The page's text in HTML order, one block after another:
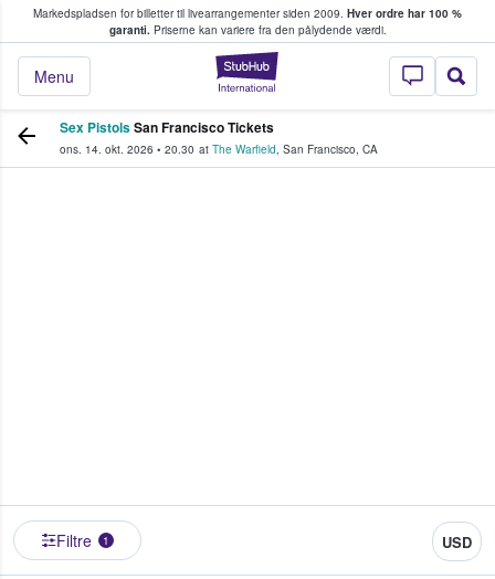
Markedspladsen for billetter til livearrangementer siden 2009. Hver ordre har 100 %
garanti.Priserne kan variere fra den pålydende værdi.
StubHub - Hvor
Menu
køber og sælger billetter
Sex PistolsSan Francisco Tickets
ons. 14. okt. 2026 • 20.30 at The Warfield, San Francisco, CA
Filtre 1 USD